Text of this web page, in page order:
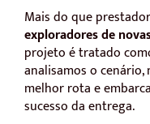
Mais do que
exploradores de
projeto é tratado
analisamos o cenário,
melhor rota e
sucesso da entrega.